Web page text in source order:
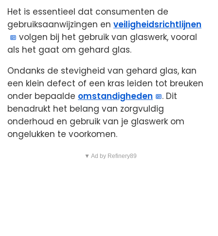
Het is essentieel dat consumenten de
gebruiksaanwijzingen en veiligheidsrichtlijnen
volgen bij het gebruik van glaswerk, vooral
als het gaat om gehard glas.
Ondanks de stevigheid van gehard glas, kan
een klein defect of een kras leiden tot breuken
onder bepaalde omstandigheden
. Dit
benadrukt het belang van zorgvuldig
onderhoud en gebruik van je glaswerk om
ongelukken te voorkomen.
▼ Ad by Refinery89